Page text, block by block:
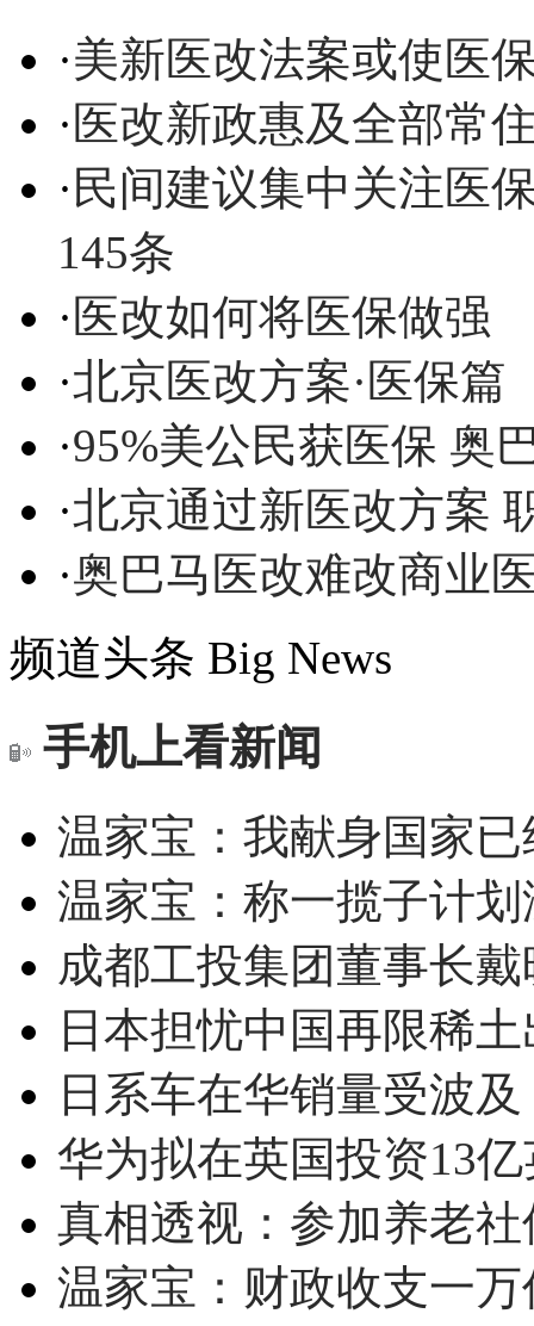
·美新医改法案或使医
· 医改新政惠及全部常
· 民间建议集中关注医
145条
· 医改如何将医保做强
·北京医改方案·医保篇
·95%美公民获医保 奥
·北京通过新医改方案
·奥巴马医改难改商业
频道头条 Big News
手机上看新闻
温家宝：我献身国家
温家宝：称一揽子计
成都工投集团董事长
日本担忧中国再限稀
日系车在华销量受波
华为拟在英国投资13
真相透视：参加养老
温家宝：财政收支一